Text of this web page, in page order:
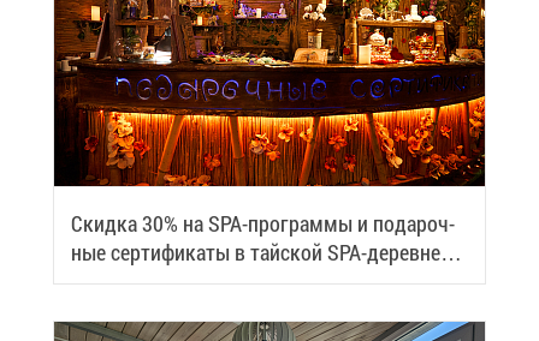
Скид­ка 30% на SPA-про­грам­мы и по­да­роч­
ные сер­ти­фи­ка­ты в тай­ской SPA-де­ревне
Samui